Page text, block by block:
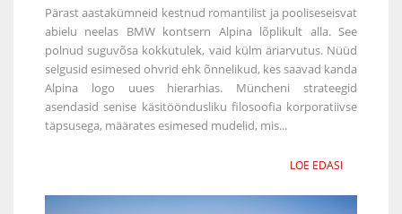
Pärast aastakümneid kestnud romantilist ja pooliseseisvat
abielu neelas BMW kontsern Alpina lõplikult alla. See
polnud suguvõsa kokkutulek, vaid külm äriarvutus. Nüüd
selgusid esimesed ohvrid ehk õnnelikud, kes saavad kanda
Alpina logo uues hierarhias. Müncheni strateegid
asendasid senise käsitööndusliku filosoofia korporatiivse
täpsusega, määrates esimesed mudelid, mis...
LOE EDASI